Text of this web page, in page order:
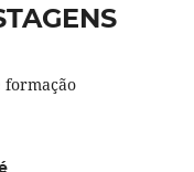
formação